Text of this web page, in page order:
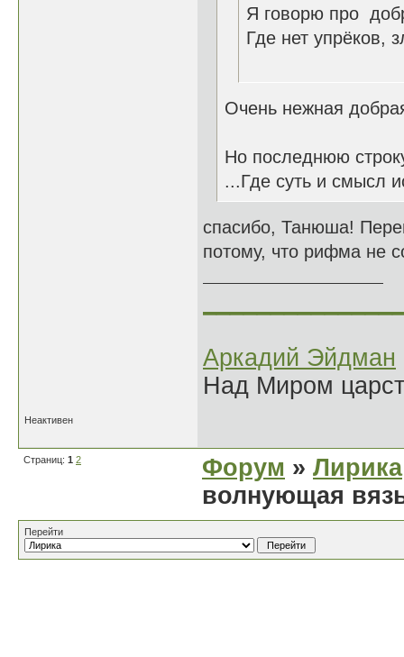
Я говорю про
Где нет
Очень нежная
Но последнюю
...Где суть и смысл
спасибо, Танюша!
потому, что рифма не
Аркадий Эйдман
Над Миром
Неактивен
Страниц: 1 2 Форум » Лирика
волнующая
Перейти